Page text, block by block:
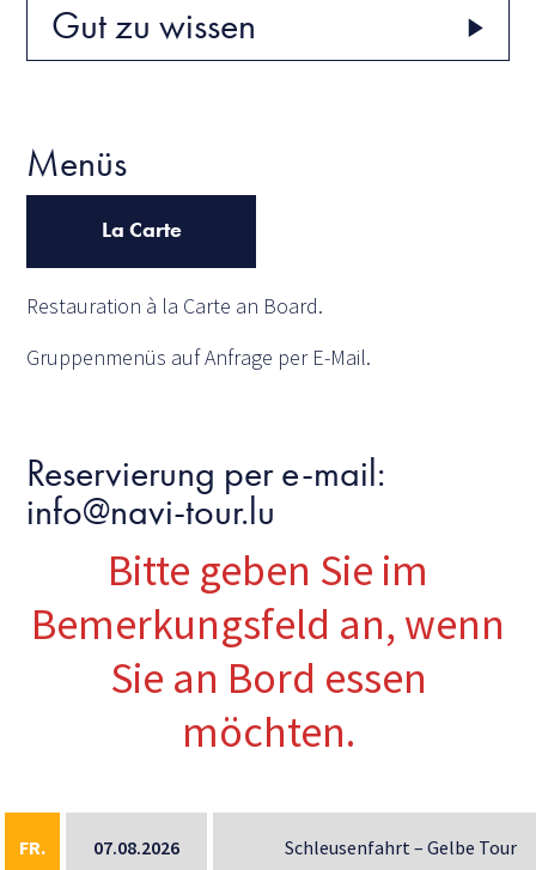
Gut zu wissen
Menüs
La Carte
Restauration à la Carte an Board.
Gruppenmenüs auf Anfrage per E-Mail.
Reservierung per e-mail:
info@navi-tour.lu
Bitte geben Sie im
Bemerkungsfeld an, wenn
Sie an Bord essen
möchten.
FR. 07.08.2026 Schleusenfahrt – Gelbe Tour